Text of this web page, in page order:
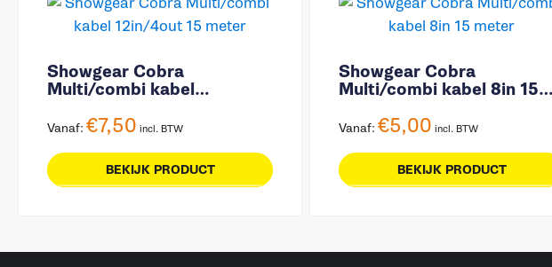
Showgear Cobra
Multi/combi kabel
Vanaf: €7,50 incl. BTW
BEKIJK PRODUCT
Showgear Cobra
Multi/combi kabel 8in 15
Vanaf: €5,00 incl. BTW
BEKIJK PRODUCT